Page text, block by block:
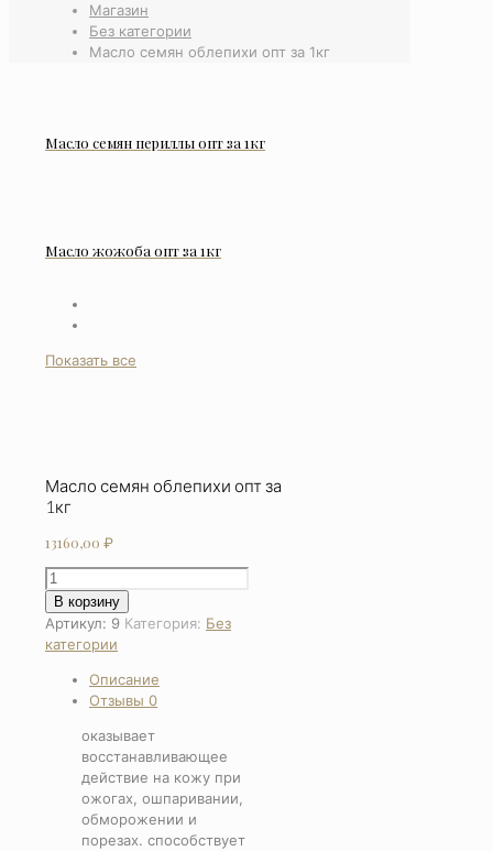
Магазин
Без категории
Масло семян облепихи опт за 1кг
Масло семян периллы опт за 1кг
Масло жожоба опт за 1кг
Показать все
Масло семян облепихи опт за
1кг
13160,00 ₽
Количество
товара
Масло
семян
В корзину
Артикул: 9 Категория: Без
категории
Описание
Отзывы 0
оказывает
восстанавливающее
действие на кожу при
ожогах, ошпаривании,
обморожении и
порезах. способствует